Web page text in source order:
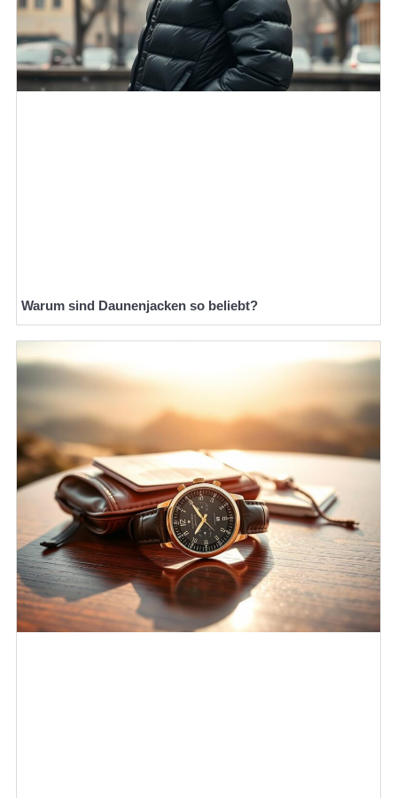
Warum sind Daunenjacken so beliebt?